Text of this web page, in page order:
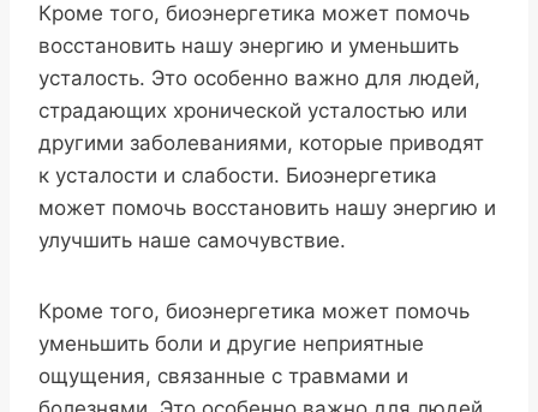
Кроме того, биоэнергетика может помочь
восстановить нашу энергию и уменьшить
усталость. Это особенно важно для людей,
страдающих хронической усталостью или
другими заболеваниями, которые приводят
к усталости и слабости. Биоэнергетика
может помочь восстановить нашу энергию и
улучшить наше самочувствие.
Кроме того, биоэнергетика может помочь
уменьшить боли и другие неприятные
ощущения, связанные с травмами и